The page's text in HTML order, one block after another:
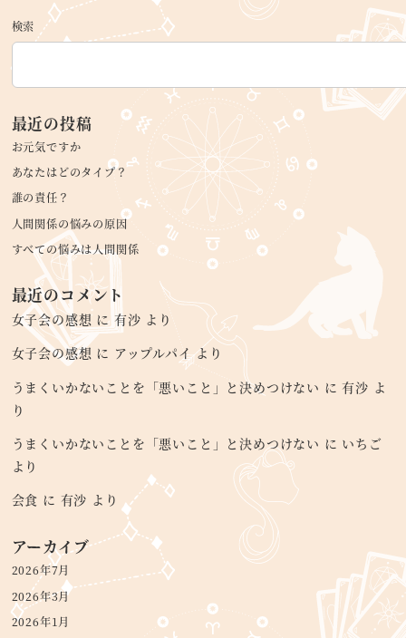
検索
最近の投稿
お元気ですか
あなたはどのタイプ？
誰の責任？
人間関係の悩みの原因
すべての悩みは人間関係
最近のコメント
女子会の感想に 有沙 より
女子会の感想 に アップルパイより
うまくいかないことを「悪いこと」と決めつけない に有沙 よ
り
うまくいかないことを「悪いこと」と決めつけない に いちご
より
会食 に 有沙 より
アーカイブ
2026年7月
2026年3月
2026年1月